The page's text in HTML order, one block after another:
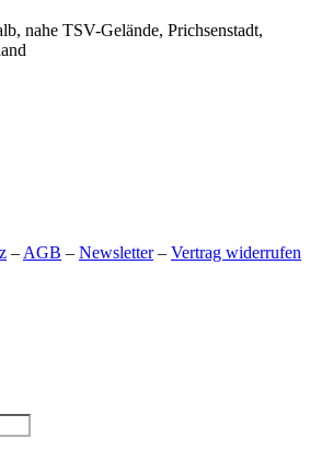
nahe TSV-Gelände, Prichsenstadt,
– AGB – Newsletter– Vertrag widerrufen